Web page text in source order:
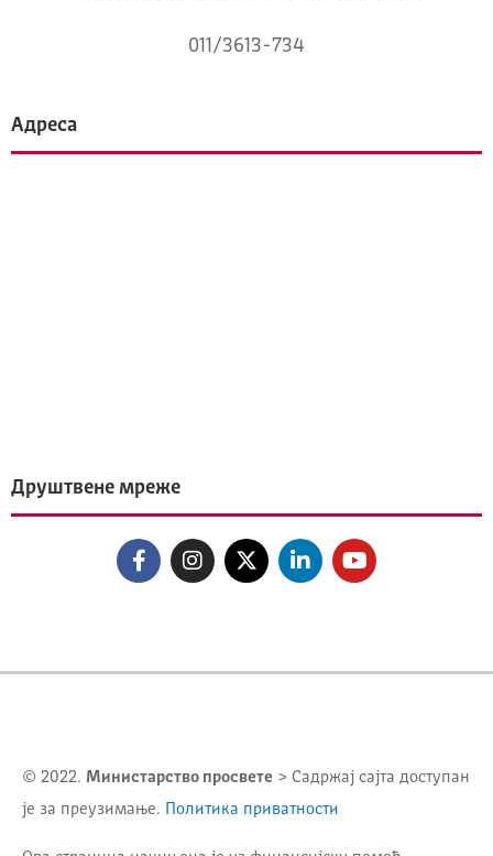
011/3613-734
Адреса
Друштвене мреже
© 2022. Министарство просвете > Садржај сајта доступан
је за преузимање. Политика приватности